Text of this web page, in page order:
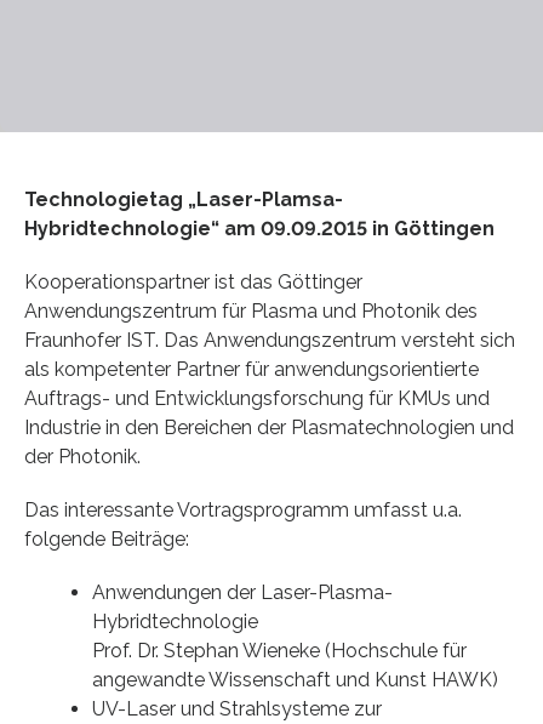
Technologietag „Laser-Plamsa-
Hybridtechnologie“ am 09.09.2015 in Göttingen
Kooperationspartner ist das Göttinger
Anwendungszentrum für Plasma und Photonik des
Fraunhofer IST. Das Anwendungszentrum versteht sich
als kompetenter Partner für anwendungsorientierte
Auftrags- und Entwicklungsforschung für KMUs und
Industrie in den Bereichen der Plasmatechnologien und
der Photonik.
Das interessante Vortragsprogramm umfasst u.a.
folgende Beiträge:
Anwendungen der Laser-Plasma-
Hybridtechnologie
Prof. Dr. Stephan Wieneke (Hochschule für
angewandte Wissenschaft und Kunst HAWK)
UV-Laser und Strahlsysteme zur